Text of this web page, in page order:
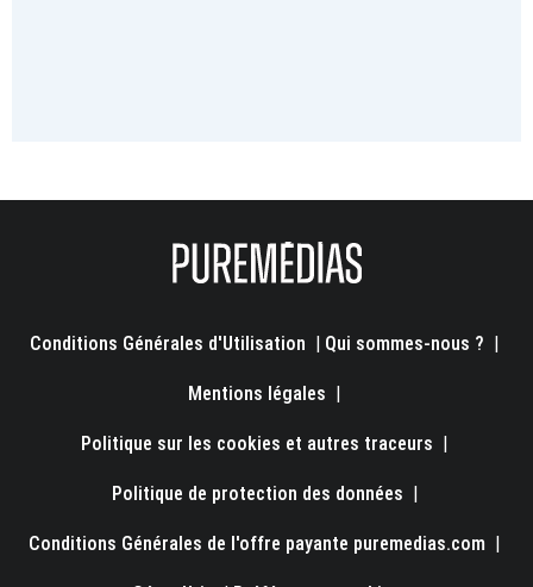
Conditions Générales d'Utilisation | Qui sommes-nous ? |
Mentions légales |
Politique sur les cookies et autres traceurs |
Politique de protection des données |
Conditions Générales de l'offre payante puremedias.com |